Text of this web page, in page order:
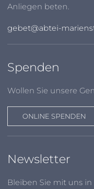
Anliegen beten.
gebet@abtei-
Spenden
Wollen Sie unsere
ONLINE SPENDEN
Newsletter
Bleiben Sie mit uns in